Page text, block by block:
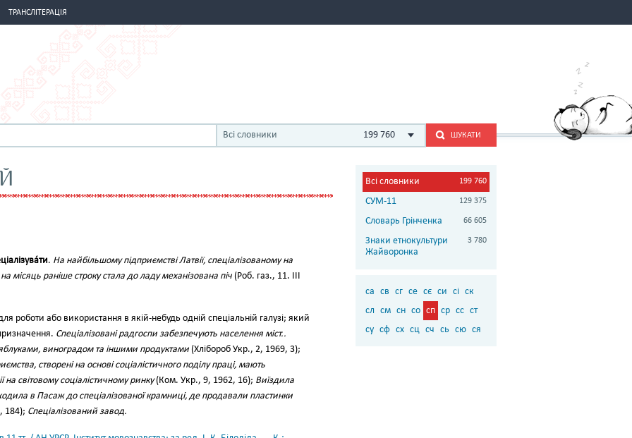
ТРАНСЛІТЕРАЦІЯ
Всі словники 199 760 ШУКАТИ
. На найбільшому підприємстві Латвії, спеціалізованому на
місяць раніше строку стала до ладу механізована піч (Роб. газ., 11. III
роботи або використання в якій-небудь одній спеціальній галузі; який
Спеціалізовані радгоспи забезпечують населення міст..
виноградом та іншими продуктами (Хлібороб Укр., 2, 1969, 3);
створені на основі соціалістичного поділу праці, мають
на світовому соціалістичному ринку(Ком. Укр., 9, 1962, 16); Виїздила
в Пасаж до спеціалізованої крамниці, де продавали пластинки
184); Спеціалізований завод.
Всі словники 199 760
СУМ-11 129 375
Словарь Грінченка 66 605
Знаки етнокультури
Жайворонка
3 780
са св сг се сє си сі ск
сл см сн со сп ср сс ст
су сф сх сц сч сь сю ся